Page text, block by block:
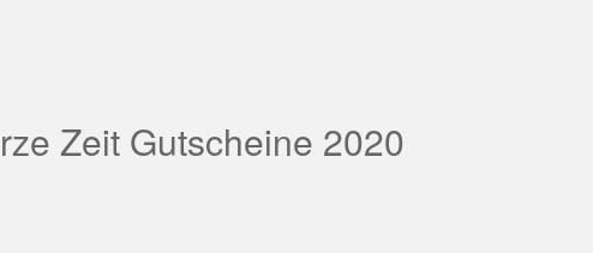
Zeit Gutscheine 2020